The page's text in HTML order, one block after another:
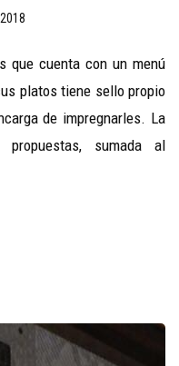
que cuenta con un menú
platos tiene sello propio
de impregnarles. La
sumada al